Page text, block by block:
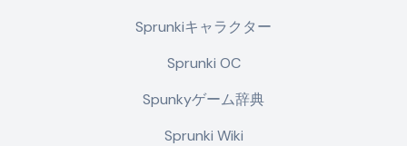
Sprunkiキャラクター
Sprunki OC
Spunkyゲーム辞典
Sprunki Wiki